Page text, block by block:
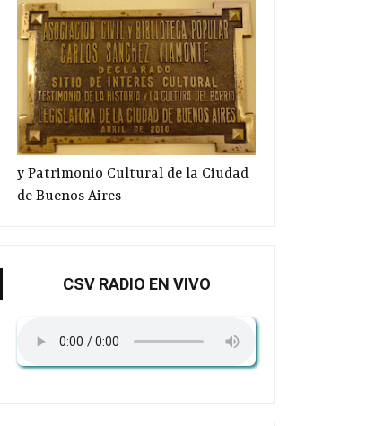
y Patrimonio Cultural de la Ciudad
de Buenos Aires
CSV RADIO EN VIVO